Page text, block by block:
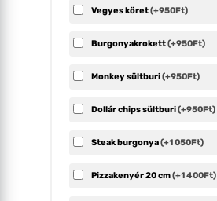
Vegyes köret(+950Ft)
Burgonyakrokett(+950Ft)
Monkey sültburi(+950Ft)
Dollár chips sültburi(+950Ft)
Steak burgonya(+1 050Ft)
Pizzakenyér 20 cm(+1 400Ft)